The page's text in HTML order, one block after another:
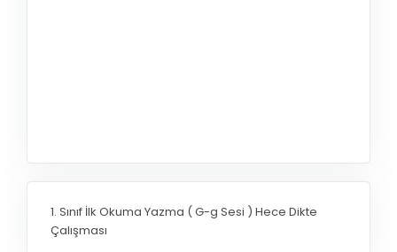
1. Sınıf İlk Okuma Yazma ( G-g Sesi ) Hece Dikte
Çalışması